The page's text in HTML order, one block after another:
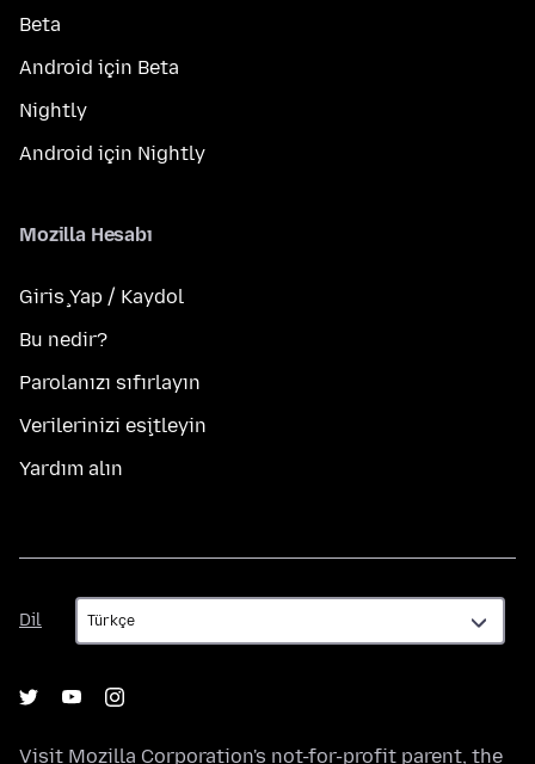
Beta
Android için Beta
Nightly
Android için Nightly
Mozilla Hesabı
Giriş Yap / Kaydol
Bu nedir?
Parolanızı sıfırlayın
Verilerinizi eşitleyin
Yardım alın
Dil
Dil
Visit Mozilla Corporation's not-for-profit parent, the